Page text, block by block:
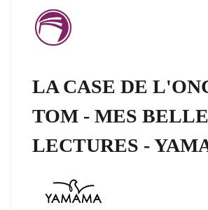
LA CASE DE
TOM - MES
LECTURES -